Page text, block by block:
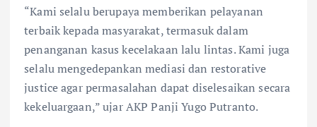
“Kami selalu berupaya memberikan pelayanan
terbaik kepada masyarakat, termasuk dalam
penanganan kasus kecelakaan lalu lintas. Kami juga
selalu mengedepankan mediasi dan restorative
justice agar permasalahan dapat diselesaikan secara
kekeluargaan,” ujar AKP Panji Yugo Putranto.